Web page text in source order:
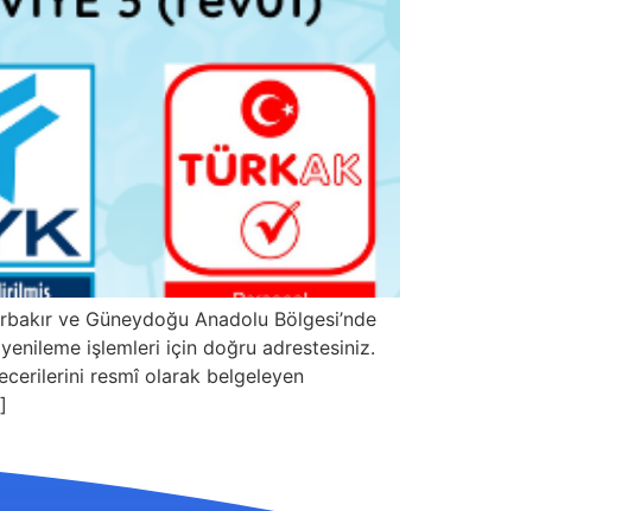
ve Güneydoğu Anadolu Bölgesi’nde
işlemleri için doğru adrestesiniz.
resmî olarak belgeleyen